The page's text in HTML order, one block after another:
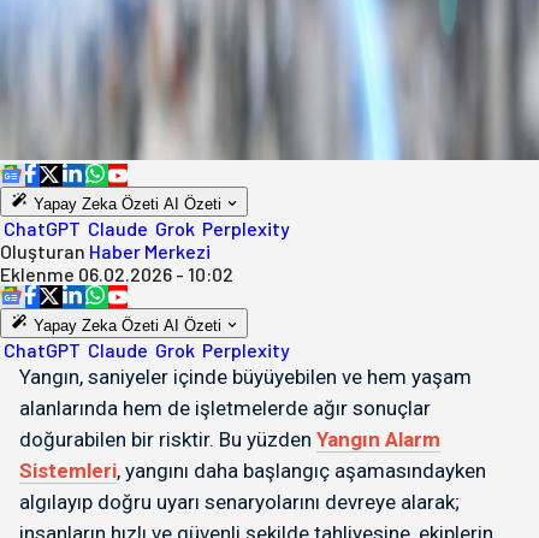
Yapay Zeka Özeti AI Özeti
ChatGPT Claude Grok Perplexity
Oluşturan Haber Merkezi
Eklenme 06.02.2026 - 10:02
Yapay Zeka Özeti AI Özeti
ChatGPT Claude Grok Perplexity
Yangın, saniyeler içinde büyüyebilen ve hem yaşam
alanlarında hem de işletmelerde ağır sonuçlar
doğurabilen bir risktir. Bu yüzden Yangın Alarm
Sistemleri, yangını daha başlangıç aşamasındayken
algılayıp doğru uyarı senaryolarını devreye alarak;
insanların hızlı ve güvenli şekilde tahliyesine, ekiplerin